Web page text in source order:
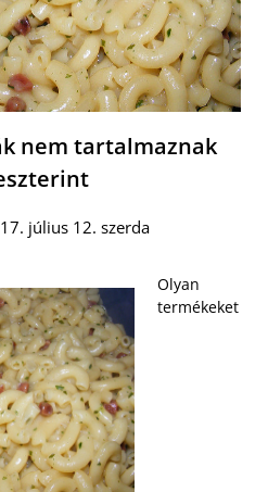
nem tartalmaznak
július 12. szerda
Olyan
termékeket